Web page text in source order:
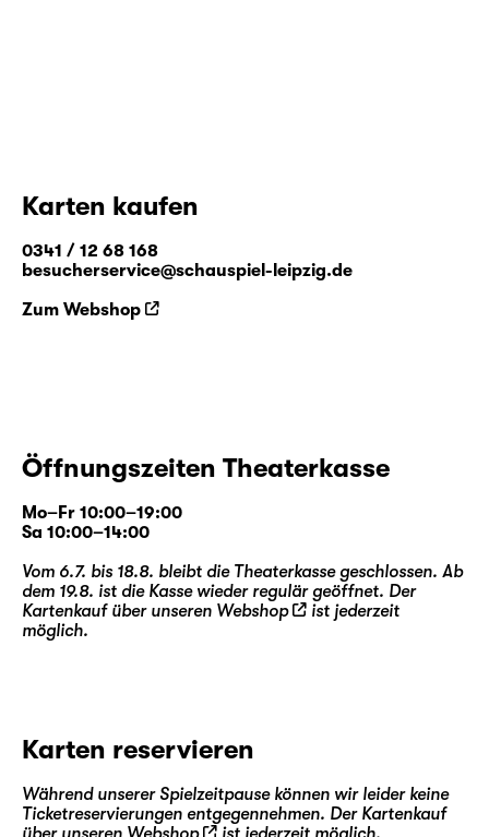
Karten kaufen
0341 / 12 68 168
besucherservice@schauspiel-leipzig.de
Zum Webshop
Öffnungszeiten Theaterkasse
Mo–Fr 10:00–19:00
Sa 10:00–14:00
Vom 6.7. bis 18.8. bleibt die Theaterkasse geschlossen. Ab
dem 19.8. ist die Kasse wieder regulär geöffnet. Der
Kartenkauf über unseren Webshop
ist jederzeit
möglich.
Karten reservieren
Während unserer Spielzeitpause können wir leider keine
Ticketreservierungen entgegennehmen. Der Kartenkauf